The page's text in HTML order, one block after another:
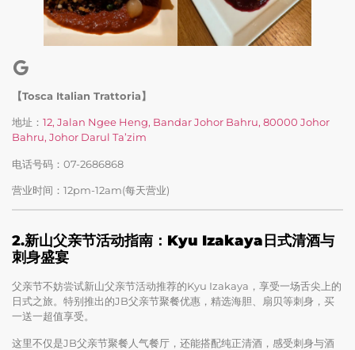
【Tosca Italian Trattoria】
地址： 12, Jalan Ngee Heng, Bandar Johor Bahru, 80000 Johor
Bahru, Johor Darul Ta’zim
电话号码：07-2686868
营业时间：12pm-12am(每天营业)
2.新山父亲节活动指南：Kyu Izakaya日式清酒与
刺身盛宴
父亲节不妨尝试新山父亲节活动推荐的Kyu Izakaya，享受一场舌尖上的
日式之旅。特别推出的JB父亲节聚餐优惠，精选海胆、扇贝等刺身，买
一送一超值享受。
这里不仅是JB父亲节聚餐人气餐厅，还能搭配纯正清酒，感受刺身与酒